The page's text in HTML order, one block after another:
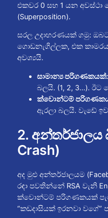
එකවර 0 සහ 1 යන අවස්ථා
(Superposition).
සරල උදාහරණයක් ගමු:
ගොඩනැගිල්ලක, එක
අවශ්‍යයි.
සාමාන්‍ය පරිගණකයක්:
බලයි. (1, 2, 3…). ඊට
ක්වොන්ටම්
ඇරලා බලයි. වැඩේ
2. අන්තර්ජාලය
Crash)
අද මුළු අන්තර්ජාලයම
රඳා පවතින්නේ RSA වැනි
ක්වොන්ටම් පරිගණකයක්
“කඩදාසියක් ඉරනවා වගේ”